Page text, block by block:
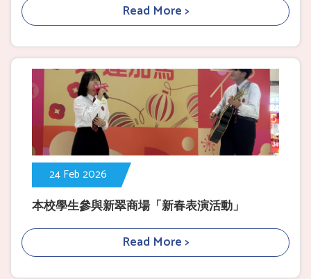
Read More >
24 Feb 2026
本校學生參與新翠商場「新春表演活動」
Read More >